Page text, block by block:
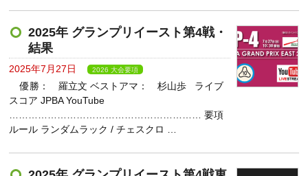
2025年 グランプリイースト第4戦・
結果
2025年7月27日 2026 大会要項
優勝： 羅立文 ベストアマ： 杉山歩 ライブ
スコア JPBA YouTube
…………………………………………………… 要項
ルール ランダムラック / チェスクロ …